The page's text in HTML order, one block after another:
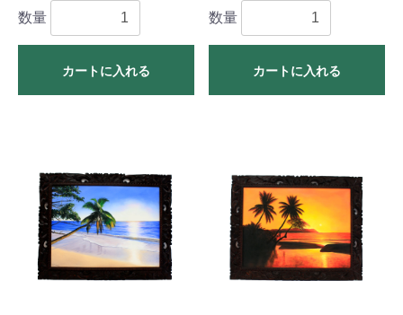
数量
カートに入れる
数量
カートに入れる